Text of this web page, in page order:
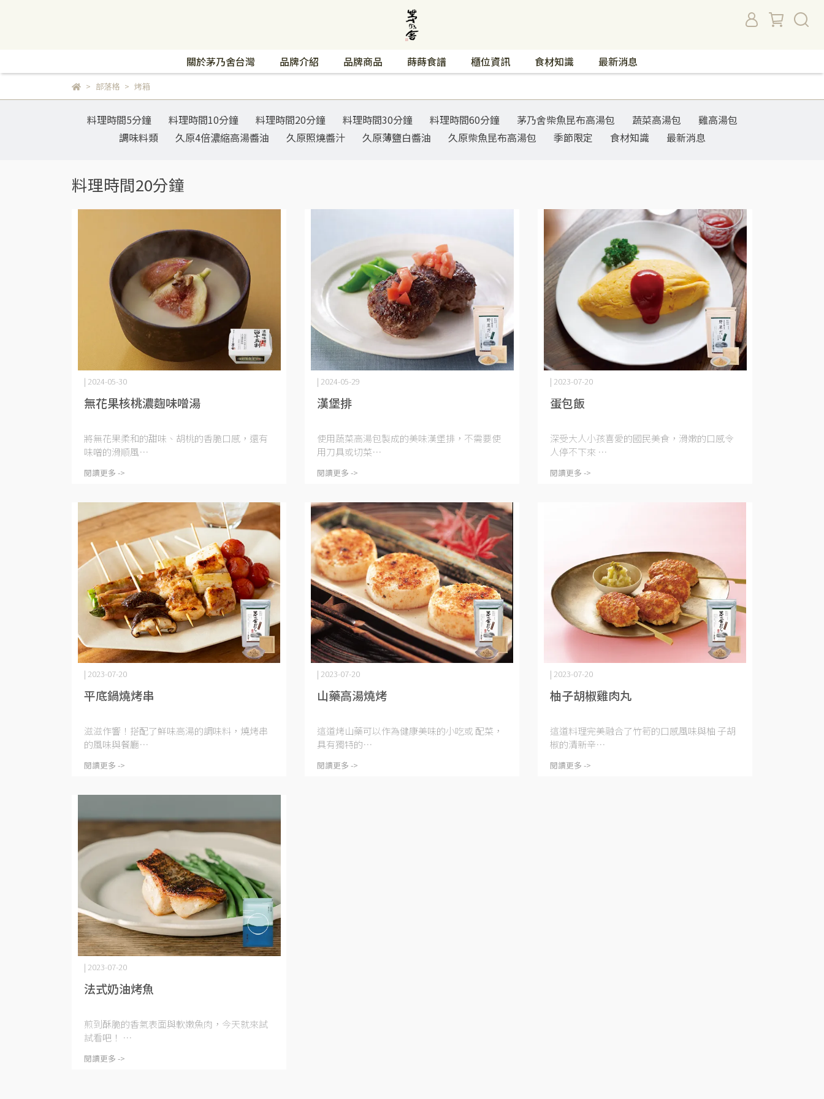
關於茅乃舍台灣 品牌介紹 品牌商品 蒔蒔食譜 櫃位資訊 食材知識 最新消息
部落格 烤箱
料理時間5分鐘 料理時間10分鐘 料理時間20分鐘 料理時間30分鐘 料理時間60分鐘 茅乃舍柴魚昆布高湯包 蔬菜高湯包
雞高湯包
調味料類
久原4倍濃縮高湯醬油 久原照燒醬汁 久原薄鹽白醬油 久原柴魚昆布高湯包 季節限定 食材知識 最新消息
料理時間20分鐘
無花果核桃濃麴味噌湯
| 2024-05-30
將無花果柔和的甜味、胡桃的香脆口感，還有
味噌的滑順風⋯
閱讀更多 ->
漢堡排
| 2024-05-29
使用蔬菜高湯包製成的美味漢堡排，不需要使
用刀具或切菜⋯
閱讀更多 ->
蛋包飯
| 2023-07-20
深受大人小孩喜愛的國民美食，滑嫩的口感令
人停不下來 ⋯
閱讀更多 ->
平底鍋燒烤串
| 2023-07-20
滋滋作響！搭配了鮮味高湯的調味料，燒烤串
的風味與餐廳⋯
閱讀更多 ->
山藥高湯燒烤
| 2023-07-20
這道烤山藥可以作為健康美味的小吃或 配菜，
具有獨特的⋯
閱讀更多 ->
柚子胡椒雞肉丸
| 2023-07-20
這道料理完美融合了竹筍的口感風味與柚 子胡
椒的清新辛⋯
閱讀更多 ->
法式奶油烤魚
| 2023-07-20
煎到酥脆的香氣表面與軟嫩魚肉，今天就來試
試看吧！ ⋯
閱讀更多 ->